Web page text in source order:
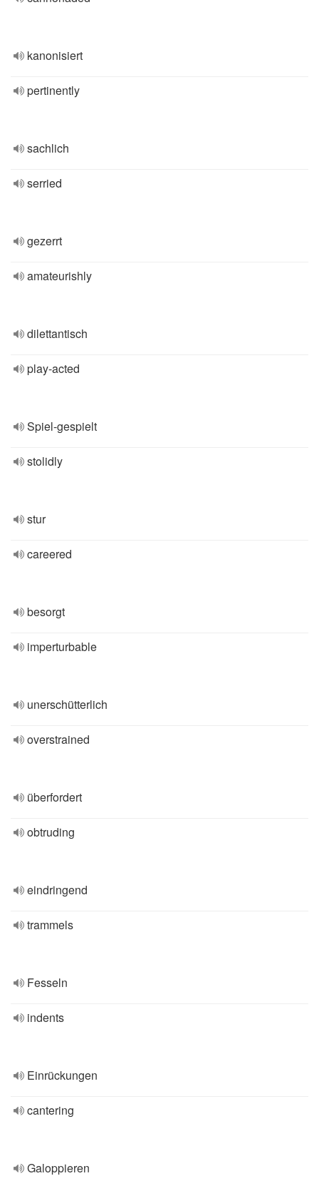
kanonisiert
pertinently
sachlich
serried
gezerrt
amateurishly
dilettantisch
play-acted
Spiel-gespielt
stolidly
stur
careered
besorgt
imperturbable
unerschütterlich
overstrained
überfordert
obtruding
eindringend
trammels
Fesseln
indents
Einrückungen
cantering
Galoppieren